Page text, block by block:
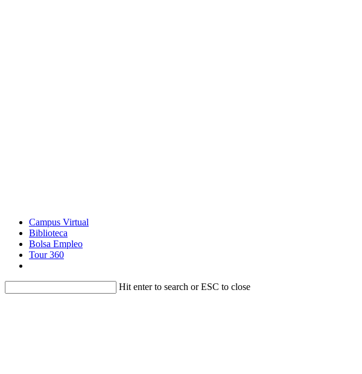
Campus Virtual
Biblioteca
Bolsa Empleo
Tour 360
Hit enter to search or ESC to close